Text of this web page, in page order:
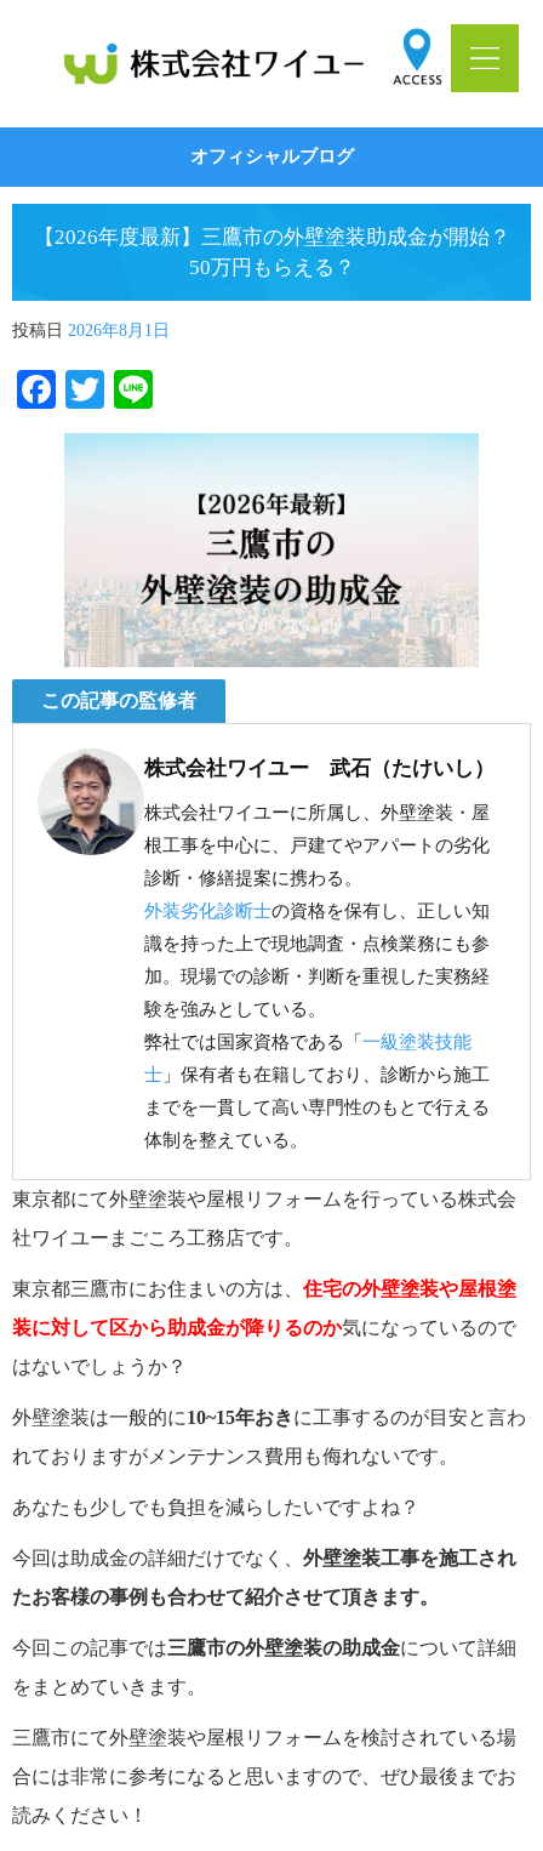
オフィシャルブログ
【2026年度最新】三鷹市の外壁塗装助成金が開始？
50万円もらえる？
投稿日 2026年8月1日
Facebook
Twitter
この記事の監修者
株式会社ワイユー 武石（たけいし）
株式会社ワイユーに所属し、外壁塗装・屋
根工事を中心に、戸建てやアパートの劣化
診断・修繕提案に携わる。
外装劣化診断士の資格を保有し、正しい知
識を持った上で現地調査・点検業務にも参
加。現場での診断・判断を重視した実務経
験を強みとしている。
弊社では国家資格である「 一級塗装技能
士 」保有者も在籍しており、診断から施工
までを一貫して高い専門性のもとで行える
体制を整えている。
東京都にて外壁塗装や屋根リフォームを行っている株式会
社ワイユーまごころ工務店です。
東京都三鷹市にお住まいの方は、 住宅の外壁塗装や屋根塗
装に対して区から助成金が降りるのか気になっているので
はないでしょうか？
外壁塗装は一般的に10~15年おきに工事するのが目安と言わ
れておりますがメンテナンス費用も侮れないです。
あなたも少しでも負担を減らしたいですよね？
今回は助成金の詳細だけでなく、 外壁塗装工事を施工され
たお客様の事例も合わせて紹介させて頂きます。
今回この記事では三鷹市の外壁塗装の助成金について詳細
をまとめていきます。
三鷹市にて外壁塗装や屋根リフォームを検討されている場
合には非常に参考になると思いますので、ぜひ最後までお
読みください！